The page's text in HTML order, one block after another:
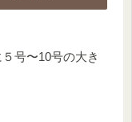
号〜10号の大き